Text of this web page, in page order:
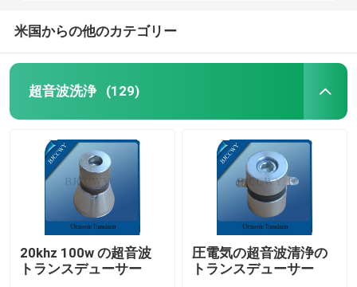
米国からの他のカテゴリー
超音波洗浄 (129)
20khz 100w の超音波
トランスデューサー
圧電気の超音波清浄の
トランスデューサー